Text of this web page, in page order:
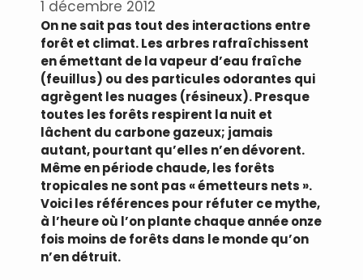
1 décembre 2012
On ne sait pas tout des interactions entre
forêt et climat. Les arbres rafraîchissent
en émettant de la vapeur d’eau fraîche
(feuillus) ou des particules odorantes qui
agrègent les nuages (résineux). Presque
toutes les forêts respirent la nuit et
lâchent du carbone gazeux; jamais
autant, pourtant qu’elles n’en dévorent.
Même en période chaude, les forêts
tropicales ne sont pas « émetteurs nets ».
Voici les références pour réfuter ce mythe,
à l’heure où l’on plante chaque année onze
fois moins de forêts dans le monde qu’on
n’en détruit.